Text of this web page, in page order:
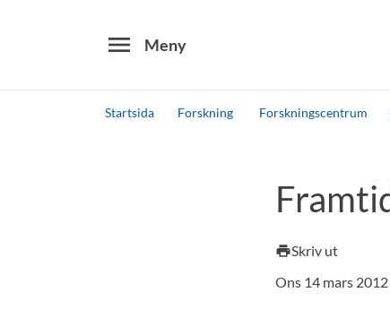
menu Meny
Startsida Forskning Forskningscentrum
Detta är vår testmiljö - endast testdata
printSkriv ut
Ons 14 mars